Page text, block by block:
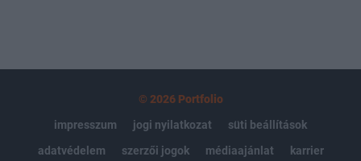
© 2026 Portfolio
impresszum
jogi nyilatkozat
süti beállítások
adatvédelem
szerzői jogok médiaajánlat karrier